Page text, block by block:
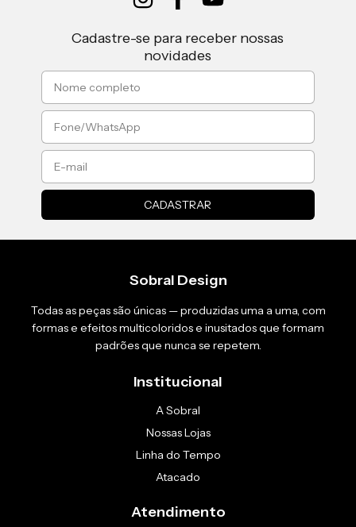
Cadastre-se para receber nossas
novidades
Sobral Design
Todas as peças são únicas — produzidas uma a uma, com
formas e efeitos multicoloridos e inusitados que formam
padrões que nunca se repetem.
Institucional
A Sobral
Nossas Lojas
Linha do Tempo
Atacado
Atendimento